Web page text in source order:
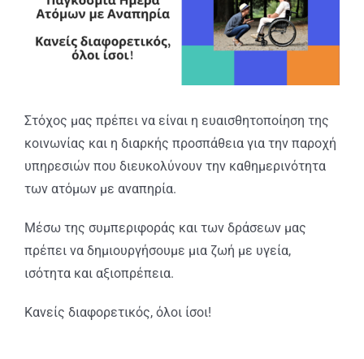
Στόχος μας πρέπει να είναι η ευαισθητοποίηση της
κοινωνίας και η διαρκής προσπάθεια για την παροχή
υπηρεσιών που διευκολύνουν την καθημερινότητα
των ατόμων με αναπηρία.
Μέσω της συμπεριφοράς και των δράσεων μας
πρέπει να δημιουργήσουμε μια ζωή με υγεία,
ισότητα και αξιοπρέπεια.
Κανείς διαφορετικός, όλοι ίσοι!